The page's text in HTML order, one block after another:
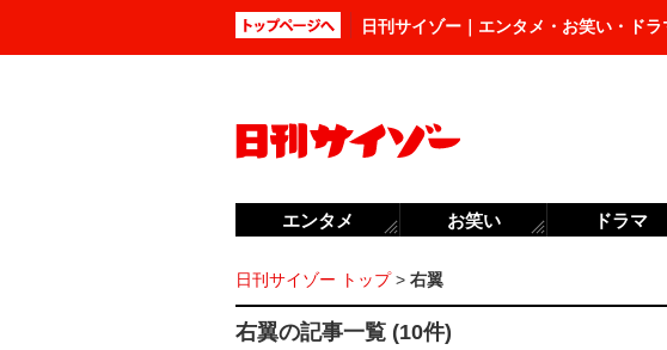
日刊サイゾー｜エンタメ・お笑い・ド
日刊サイゾー トップ> 右翼
右翼の記事一覧 (10件)
エンタメ お笑い ドラマ